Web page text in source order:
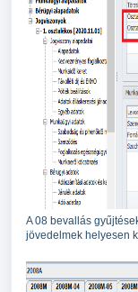
A 08 bevallás
jövedelmek helyesen